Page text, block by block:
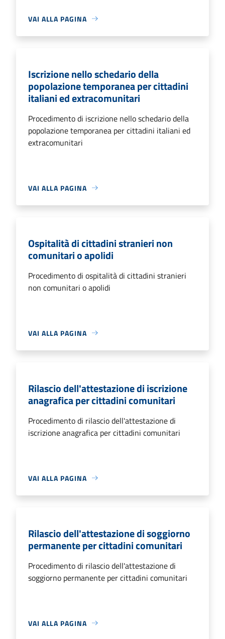
VAI ALLA PAGINA
Iscrizione nello schedario della
popolazione temporanea per cittadini
italiani ed extracomunitari
Procedimento di iscrizione nello schedario della
popolazione temporanea per cittadini italiani ed
extracomunitari
VAI ALLA PAGINA
Ospitalità di cittadini stranieri non
comunitari o apolidi
Procedimento di ospitalità di cittadini stranieri
non comunitari o apolidi
VAI ALLA PAGINA
Rilascio dell'attestazione di iscrizione
anagrafica per cittadini comunitari
Procedimento di rilascio dell'attestazione di
iscrizione anagrafica per cittadini comunitari
VAI ALLA PAGINA
Rilascio dell'attestazione di soggiorno
permanente per cittadini comunitari
Procedimento di rilascio dell'attestazione di
soggiorno permanente per cittadini comunitari
VAI ALLA PAGINA